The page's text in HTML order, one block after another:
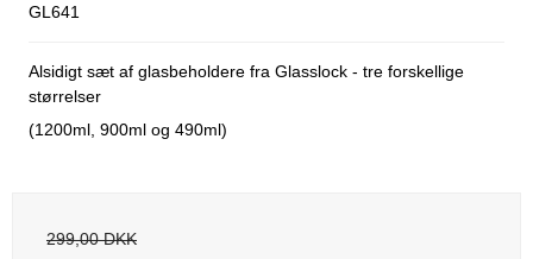
GL641
Alsidigt sæt af glasbeholdere fra Glasslock - tre forskellige
størrelser
(1200ml, 900ml og 490ml)
299,00 DKK